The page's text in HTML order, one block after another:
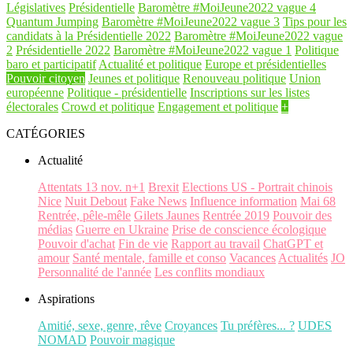
Législatives Présidentielle Baromètre #MoiJeune2022 vague 4
Quantum Jumping Baromètre #MoiJeune2022 vague 3 Tips pour les
candidats à la Présidentielle 2022 Baromètre #MoiJeune2022 vague
2 Présidentielle 2022 Baromètre #MoiJeune2022 vague 1 Politique
baro et participatif Actualité et politique Europe et présidentielles
Pouvoir citoyen Jeunes et politique Renouveau politique Union
européenne Politique - présidentielle Inscriptions sur les listes
électorales Crowd et politique Engagement et politique +
CATÉGORIES
Actualité
Attentats 13 nov. n+1 Brexit Elections US - Portrait chinois
Nice Nuit Debout Fake News Influence information Mai 68
Rentrée, pêle-mêle Gilets Jaunes Rentrée 2019 Pouvoir des
médias Guerre en Ukraine Prise de conscience écologique
Pouvoir d'achat Fin de vie Rapport au travail ChatGPT et
amour Santé mentale, famille et conso Vacances Actualités JO
Personnalité de l'année Les conflits mondiaux
Aspirations
Amitié, sexe, genre, rêve Croyances Tu préfères... ? UDES
NOMAD Pouvoir magique